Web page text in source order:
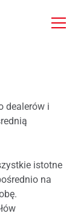
dealerów i
istotne
na